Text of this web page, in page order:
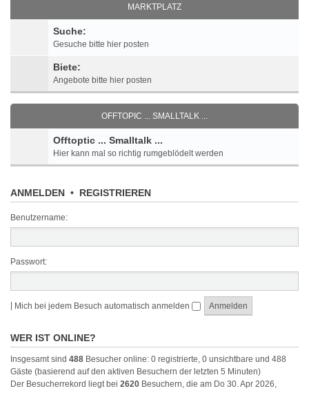
MARKTPLATZ
Suche:
Gesuche bitte hier posten
Biete:
Angebote bitte hier posten
OFFTOPIC ... SMALLTALK ...
Offtoptic ... Smalltalk ...
Hier kann mal so richtig rumgeblödelt werden
ANMELDEN • REGISTRIEREN
Benutzername:
Passwort:
Mich bei jedem Besuch automatisch anmelden
WER IST ONLINE?
Insgesamt sind 488 Besucher online: 0 registrierte, 0 unsichtbare und 488
Gäste (basierend auf den aktiven Besuchern der letzten 5 Minuten)
Der Besucherrekord liegt bei 2620 Besuchern, die am Do 30. Apr 2026,